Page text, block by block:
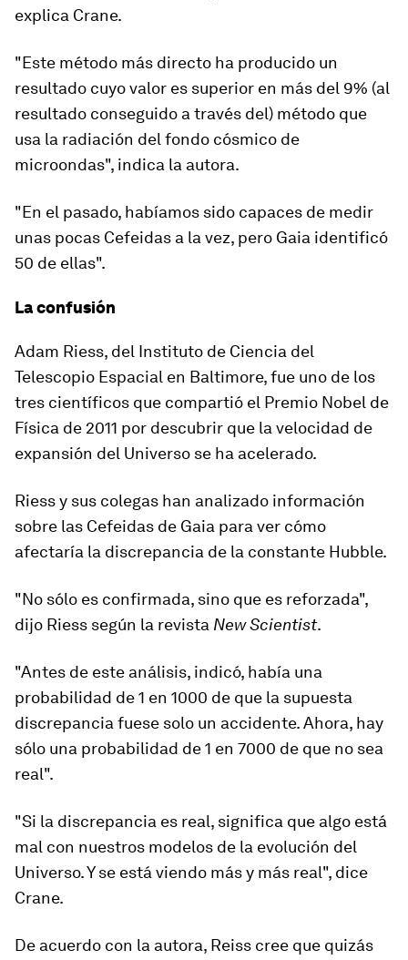
explica Crane.
"Este método más directo ha producido un
resultado cuyovalor es superior en más del 9% (al
resultado conseguido a través del) método que
usa la radiación del fondo cósmico de
microondas", indica la autora.
"En el pasado, habíamos sido capaces de medir
unas pocas Cefeidas a la vez, pero Gaia identificó
50 de ellas".
La confusión
Adam Riess, del Instituto de Ciencia del
Telescopio Espacial en Baltimore, fue uno de los
tres científicos que compartió el Premio Nobel de
Física de 2011 por descubrir que la velocidad de
expansión del Universo se ha acelerado.
Riess y sus colegas han analizado información
sobre las Cefeidas de Gaia para ver cómo
afectaría la discrepancia de la constante Hubble.
"No sólo es confirmada, sino que es reforzada",
dijo Riess según la revista New Scientist.
"Antes de este análisis, indicó, había una
probabilidad de 1 en 1000 de que la supuesta
discrepancia fuese solo un accidente. Ahora, hay
sólo una probabilidad de 1 en 7000 de que no sea
real".
"Si la discrepancia es real, significa que algo está
mal con nuestros modelos de la evolución del
Universo. Y se está viendo más y más real", dice
Crane.
De acuerdo con la autora, Reiss cree que quizás